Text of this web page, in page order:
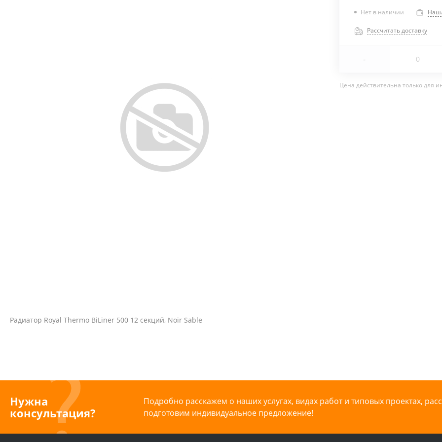
Нет в наличии
Рассчитать доставку
-
Цена действительна только для
Радиатор Royal Thermo BiLiner 500 12 секций, Noir Sable
Нужна
консультация?
Подробно расскажем о наших услугах, видах работ и типовых проектах,
подготовим индивидуальное предложение!